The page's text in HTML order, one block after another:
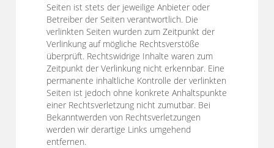
Seiten ist stets der jeweilige Anbieter oder
Betreiber der Seiten verantwortlich. Die
verlinkten Seiten wurden zum Zeitpunkt der
Verlinkung auf mögliche Rechtsverstöße
überprüft. Rechtswidrige Inhalte waren zum
Zeitpunkt der Verlinkung nicht erkennbar. Eine
permanente inhaltliche Kontrolle der verlinkten
Seiten ist jedoch ohne konkrete Anhaltspunkte
einer Rechtsverletzung nicht zumutbar. Bei
Bekanntwerden von Rechtsverletzungen
werden wir derartige Links umgehend
entfernen.